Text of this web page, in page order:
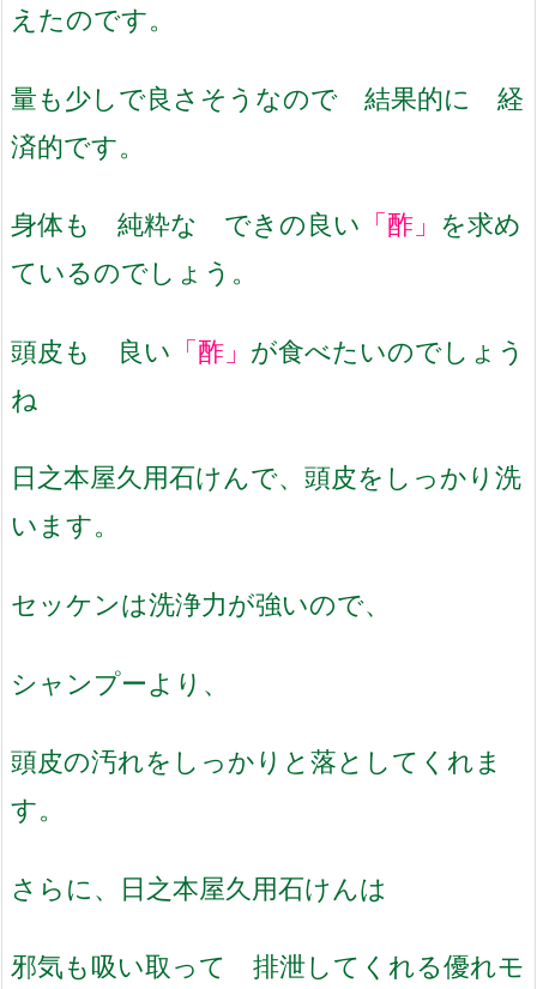
えたのです。
量も少しで良さそうなので 結果的に 経
済的です。
身体も 純粋な できの良い 「酢」 を求め
ているのでしょう。
頭皮も 良い 「酢」 が食べたいのでしょう
ね
日之本屋久用石けんで、頭皮をしっかり洗
います。
セッケンは洗浄力が強いので、
シャンプーより、
頭皮の汚れをしっかりと落としてくれま
す。
さらに、日之本屋久用石けんは
邪気も吸い取って 排泄してくれる優れモ